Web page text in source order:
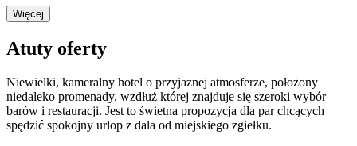
Więcej
Atuty oferty
Niewielki, kameralny hotel o przyjaznej atmosferze, położony
niedaleko promenady, wzdłuż której znajduje się szeroki wybór
barów i restauracji. Jest to świetna propozycja dla par chcących
spędzić spokojny urlop z dala od miejskiego zgiełku.